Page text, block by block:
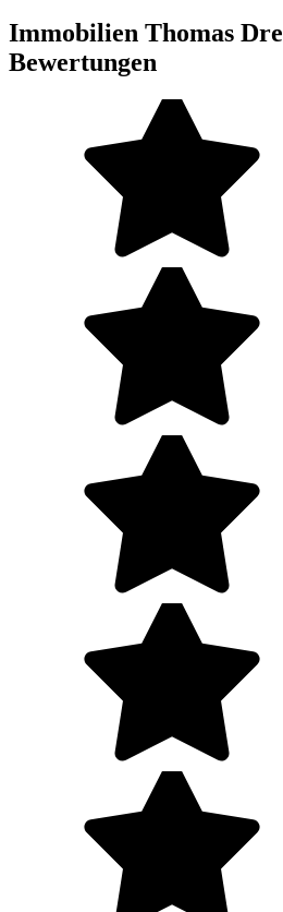
Immobilien Thomas
Bewertungen